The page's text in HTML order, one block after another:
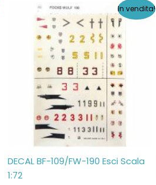
In vendita!
DECAL BF-109/FW-190 Esci Scala
1:72